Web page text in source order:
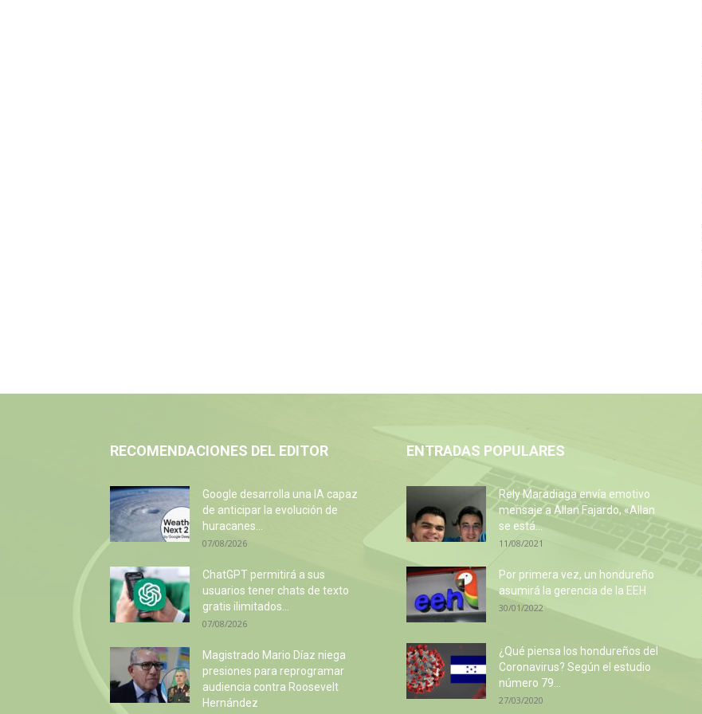
RECOMENDACIONES DEL EDITOR
Google desarrolla una IA capaz
de anticipar la evolución de
huracanes...
07/08/2026
ChatGPT permitirá a sus
usuarios tener chats de texto
gratis ilimitados...
07/08/2026
Magistrado Mario Díaz niega
presiones para reprogramar
audiencia contra Roosevelt
Hernández
ENTRADAS POPULARES
Rely Maradiaga envía emotivo
mensaje a Allan Fajardo, «Allan
se está...
11/08/2021
Por primera vez, un hondureño
asumirá la gerencia de la EEH
30/01/2022
¿Qué piensa los hondureños del
Coronavirus? Según el estudio
número 79...
27/03/2020